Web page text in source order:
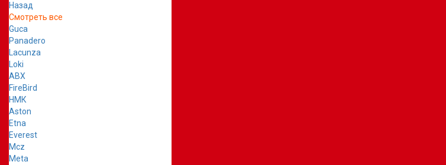
Назад
Смотреть все
Guca
Panadero
Lacunza
Loki
ABX
FireBird
НМК
Aston
Etna
Everest
Mcz
Meta